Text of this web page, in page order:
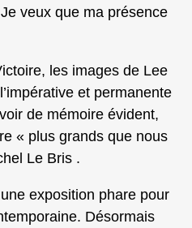
veux que ma présence
les images de Lee
et permanente
de mémoire évident,
« plus grands que nous
Le Bris .
exposition phare pour
Désormais